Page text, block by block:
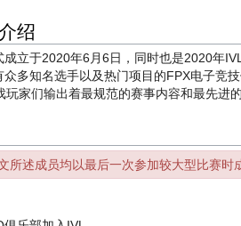
绍
立于2020年6月6日，同时也是2020年
多知名选手以及热门项目的FPX电子竞
家们输出着最规范的赛事内容和最先进的
所述成员均以最后一次参加较大型比赛时